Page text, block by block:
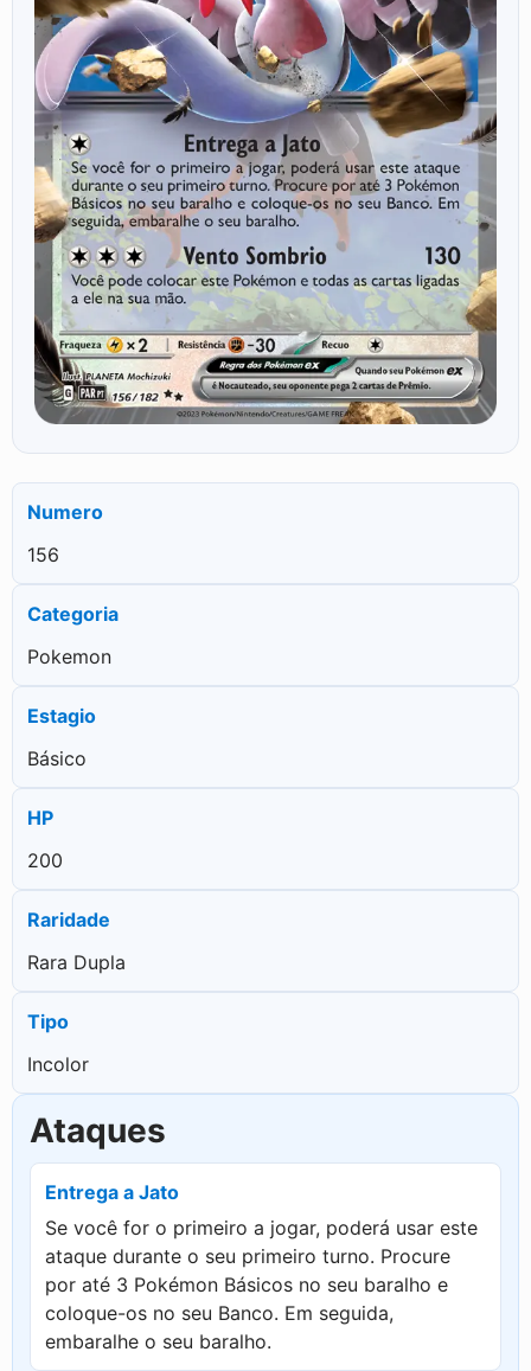
Numero
156
Categoria
Pokemon
Estagio
Básico
HP
200
Raridade
Rara Dupla
Tipo
Incolor
Ataques
Entrega a Jato
Se você for o primeiro a jogar, poderá usar este
ataque durante o seu primeiro turno. Procure
por até 3 Pokémon Básicos no seu baralho e
coloque-os no seu Banco. Em seguida,
embaralhe o seu baralho.